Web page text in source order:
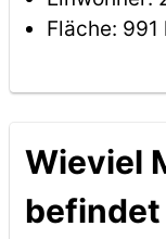
Fläche: 991
Wieviel
befindet